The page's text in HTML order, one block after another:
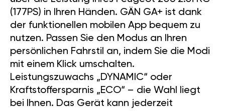
(177PS) in Ihren Händen. GÄN GA+ ist dank
der funktionellen mobilen App bequem zu
nutzen. Passen Sie den Modus an Ihren
persönlichen Fahrstil an, indem Sie die Modi
mit einem Klick umschalten.
Leistungszuwachs „DYNAMIC“ oder
Kraftstoffersparnis „ECO“ – die Wahl liegt
bei Ihnen. Das Gerät kann jederzeit